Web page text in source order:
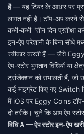
है— यह टियर के आधार पर
लागत नहीं है। टॉप-अप करने
कभी-कभी "तीन दिन प्रतीक्षा
इन-ऐप परेशानी के बिना सीधे
स्वीकार करती हैं — जैसे
ऐप-स्टोर भुगतान विधियों या
ट्रांजेक्शन को संभालती हैं, जो
कई माइग्रेट किए गए Switch
मैं iOS पर Eggy Coins
दो तरीके। चुनें कि आप ऐप
विधि A — ऐप स्टोर इन-ऐप